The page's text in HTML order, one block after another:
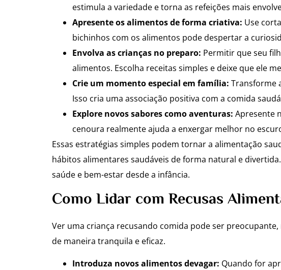
estimula a variedade e torna as refeições mais
Apresente os alimentos de forma criativa: Use
bichinhos com os alimentos pode despertar a
Envolva as crianças no preparo: Permitir que seu
alimentos. Escolha receitas simples e deixe que ele
Crie um momento especial em família: Transforme
Isso cria uma associação positiva com a comida
Explore novos sabores como aventuras: Apresente
cenoura realmente ajuda a enxergar melhor no
Essas estratégias simples podem tornar a alimentação
hábitos alimentares saudáveis de forma natural e
saúde e bem-estar desde a infância.
Como Lidar com Recusas
Ver uma criança recusando comida pode ser
de maneira tranquila e eficaz.
Introduza novos alimentos devagar: Quando for